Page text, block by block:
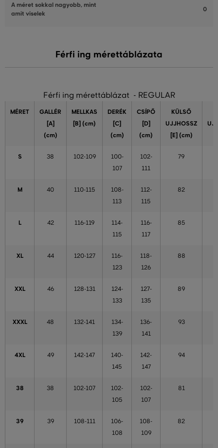
A méret sokkal nagyobb, mint
amit viselek
0
Férfi ing mérettáblázata
Férfi ing mérettáblázat - REGULAR
MÉRET
GALLÉR
[A]
(cm)
MELLKAS
[B] (cm)
DERÉK
[C]
(cm)
CSÍPŐ
[D]
(cm)
KÜLSŐ
UJJHOSSZ
[E] (cm)
S 38 102-109
100-
107
102-
111
79
M 40 110-115
108-
113
112-
115
82
L 42 116-119
114-
115
116-
117
85
XL 44 120-127
116-
123
118-
126
88
XXL 46 128-131
124-
133
127-
135
89
XXXL 48 132-141
134-
139
136-
141
93
4XL 49 142-147
140-
145
142-
147
94
38 38 102-107
102-
105
102-
107
81
39 39 108-111
106-
108
108-
109
82